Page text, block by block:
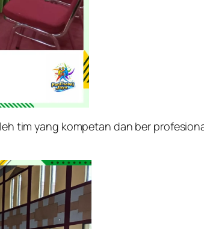
tim yang kompetan dan ber